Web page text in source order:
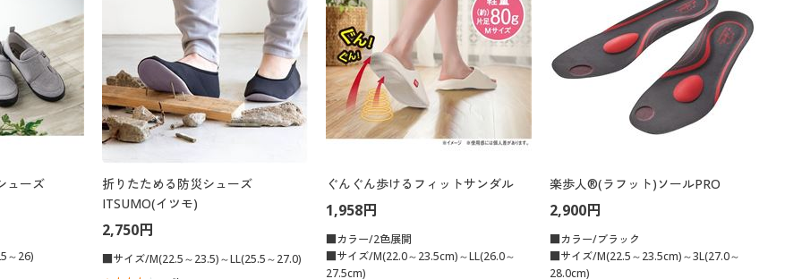
ューズ
～26)
折りたためる防災シューズ
ITSUMO(イツモ)
2,750円
■サイズ/M(22.5～23.5)～LL(25.5～27.0)
ぐんぐん歩けるフィットサンダル
1,958円
■カラー/2色展開
■サイズ/M(22.0～23.5cm)～LL(26.0～
27.5cm)
楽歩人®(ラフット)ソールPRO
2,900円
■カラー/ブラック
■サイズ/M(22.5～23.5cm)～3L(27.0～
28.0cm)